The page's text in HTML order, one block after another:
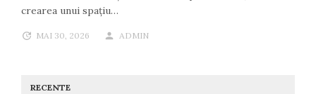
crearea unui spațiu…
MAI 30, 2026 ADMIN
RECENTE